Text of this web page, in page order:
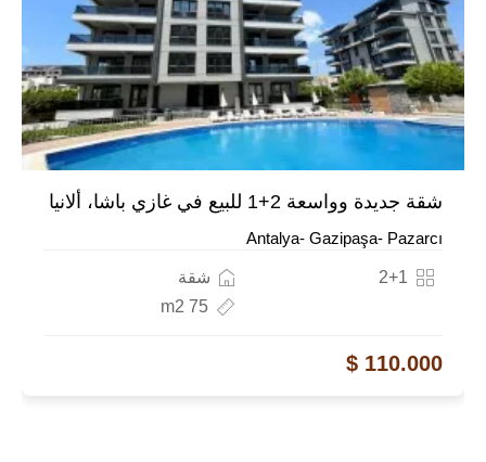
شقة جديدة وواسعة 2+1 للبيع في غازي باشا، ألانيا
Antalya- Gazipaşa- Pazarcı
شقة
2+1
75 m2
110.000 $